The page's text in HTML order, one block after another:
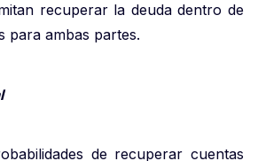
recuperar la deuda dentro de
para ambas partes.
de recuperar cuentas